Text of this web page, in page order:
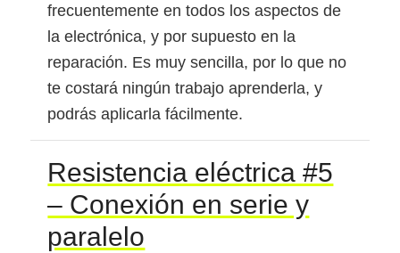
frecuentemente en todos los aspectos de
la electrónica, y por supuesto en la
reparación. Es muy sencilla, por lo que no
te costará ningún trabajo aprenderla, y
podrás aplicarla fácilmente.
Resistencia eléctrica #5
– Conexión en serie y
paralelo